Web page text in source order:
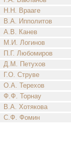
Н.Н. Врааге
В.А. Ипполитов
А.В. Канев
М.И. Логинов
П.Г. Любомиров
Д.М. Петухов
Г.О. Струве
О.А. Терехов
Ф.Ф. Торнау
В.А. Хотякова
С.Ф. Фомин